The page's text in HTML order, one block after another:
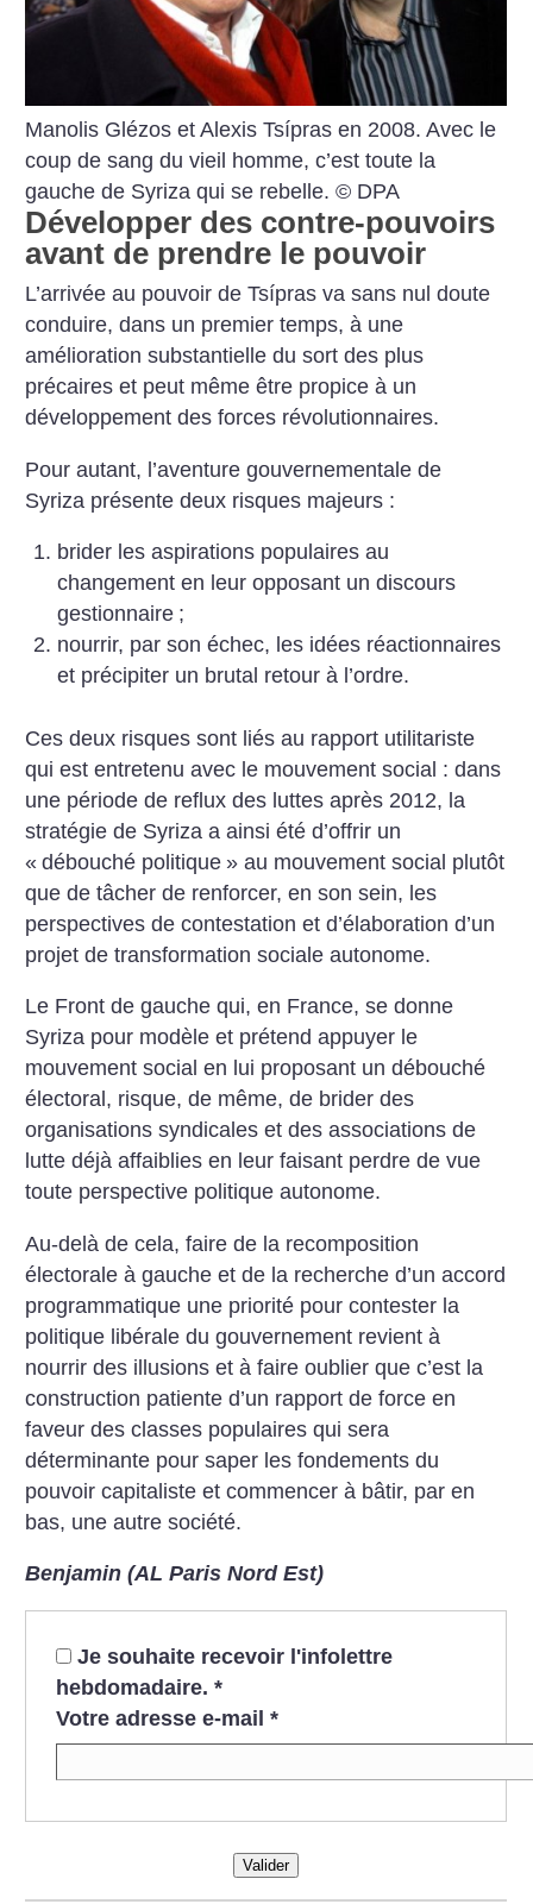
Manolis Glézos et Alexis Tsípras en 2008. Avec le
coup de sang du vieil homme, c’est toute la
gauche de Syriza qui se rebelle. © DPA
Développer des contre-pouvoirs
avant de prendre le pouvoir
L’arrivée au pouvoir de Tsípras va sans nul doute
conduire, dans un premier temps, à une
amélioration substantielle du sort des plus
précaires et peut même être propice à un
développement des forces révolutionnaires.
Pour autant, l’aventure gouvernementale de
Syriza présente deux risques majeurs :
brider les aspirations populaires au
changement en leur opposant un discours
gestionnaire ;
nourrir, par son échec, les idées réactionnaires
et précipiter un brutal retour à l’ordre.
Ces deux risques sont liés au rapport utilitariste
qui est entretenu avec le mouvement social : dans
une période de reflux des luttes après 2012, la
stratégie de Syriza a ainsi été d’offrir un
« débouché politique » au mouvement social plutôt
que de tâcher de renforcer, en son sein, les
perspectives de contestation et d’élaboration d’un
projet de transformation sociale autonome.
Le Front de gauche qui, en France, se donne
Syriza pour modèle et prétend appuyer le
mouvement social en lui proposant un débouché
électoral, risque, de même, de brider des
organisations syndicales et des associations de
lutte déjà affaiblies en leur faisant perdre de vue
toute perspective politique autonome.
Au-delà de cela, faire de la recomposition
électorale à gauche et de la recherche d’un accord
programmatique une priorité pour contester la
politique libérale du gouvernement revient à
nourrir des illusions et à faire oublier que c’est la
construction patiente d’un rapport de force en
faveur des classes populaires qui sera
déterminante pour saper les fondements du
pouvoir capitaliste et commencer à bâtir, par en
bas, une autre société.
Benjamin (AL Paris Nord Est)
Je souhaite recevoir l'infolettre
hebdomadaire. *
Votre adresse e-mail *
Valider